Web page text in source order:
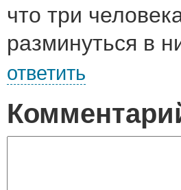
что три
разминуться в
ответить